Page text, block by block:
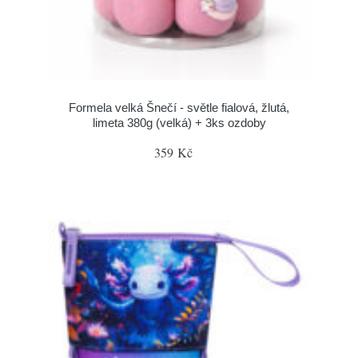
Formela velká Šnečí - světle fialová, žlutá,
limeta 380g (velká) + 3ks ozdoby
359 Kč